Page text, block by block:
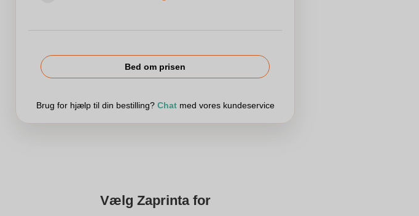
Bed om prisen
Brug for hjælp til din bestilling? Chatmed vores kundeservice
Vælg Zaprinta for